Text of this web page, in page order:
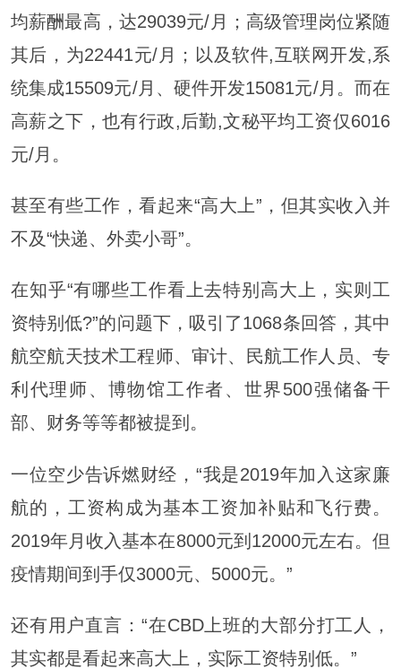
均薪酬最高，达29039元/月；高级管理岗位紧随
其后，为22441元/月；以及软件,互联网开发,系
统集成15509元/月、硬件开发15081元/月。而在
高薪之下，也有行政,后勤,文秘平均工资仅6016
元/月。
甚至有些工作，看起来“高大上”，但其实收入并
不及“快递、外卖小哥”。
在知乎“有哪些工作看上去特别高大上，实则工
资特别低?”的问题下，吸引了1068条回答，其中
航空航天技术工程师、审计、民航工作人员、专
利代理师、博物馆工作者、世界500强储备干
部、财务等等都被提到。
一位空少告诉燃财经，“我是2019年加入这家廉
航的，工资构成为基本工资加补贴和飞行费。
2019年月收入基本在8000元到12000元左右。但
疫情期间到手仅3000元、5000元。”
还有用户直言：“在CBD上班的大部分打工人，
其实都是看起来高大上，实际工资特别低。”